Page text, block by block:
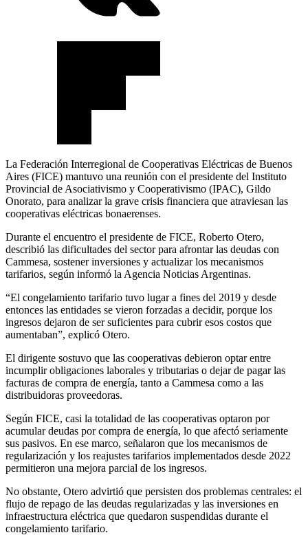
La Federación Interregional de Cooperativas Eléctricas de Buenos
Aires (FICE) mantuvo una reunión con el presidente del Instituto
Provincial de Asociativismo y Cooperativismo (IPAC), Gildo
Onorato, para analizar la grave crisis financiera que atraviesan las
cooperativas eléctricas bonaerenses.
Durante el encuentro el presidente de FICE, Roberto Otero,
describió las dificultades del sector para afrontar las deudas con
Cammesa, sostener inversiones y actualizar los mecanismos
tarifarios, según informó la Agencia Noticias Argentinas.
“El congelamiento tarifario tuvo lugar a fines del 2019 y desde
entonces las entidades se vieron forzadas a decidir, porque los
ingresos dejaron de ser suficientes para cubrir esos costos que
aumentaban”, explicó Otero.
El dirigente sostuvo que las cooperativas debieron optar entre
incumplir obligaciones laborales y tributarias o dejar de pagar las
facturas de compra de energía, tanto a Cammesa como a las
distribuidoras proveedoras.
Según FICE, casi la totalidad de las cooperativas optaron por
acumular deudas por compra de energía, lo que afectó seriamente
sus pasivos. En ese marco, señalaron que los mecanismos de
regularización y los reajustes tarifarios implementados desde 2022
permitieron una mejora parcial de los ingresos.
No obstante, Otero advirtió que persisten dos problemas centrales: el
flujo de repago de las deudas regularizadas y las inversiones en
infraestructura eléctrica que quedaron suspendidas durante el
congelamiento tarifario.